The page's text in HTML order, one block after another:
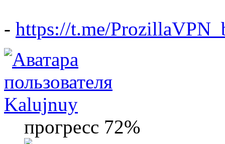
- https://t.me/
Kalujnuy
прогресс 72%